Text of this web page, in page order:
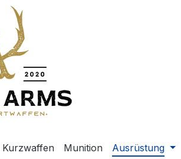
springen
Kurzwaffen Munition Ausrüstung